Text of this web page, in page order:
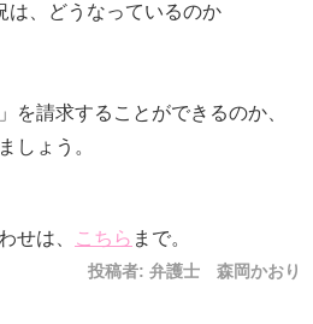
は、どうなっているのか
を請求することができるのか、
しょう。
せは、
こちら まで。
投稿者: 弁護士 森岡かおり